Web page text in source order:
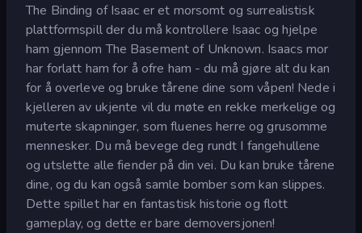
The Binding of Isaac er et morsomt og surrealistisk
plattformspill der du må kontrollere Isaac og hjelpe
ham gjennom The Basement of Unknown. Isaacs mor
har forlatt ham for å ofre ham - du må gjøre alt du kan
for å overleve og bruke tårene dine som våpen! Nede i
kjelleren av ukjente vil du møte en rekke merkelige og
muterte skapninger, som fluenes herre og grusomme
mennesker. Du må bevege deg rundt I fangehullene
og utslette alle fiender på din vei. Du kan bruke tårene
dine, og du kan også samle bomber som kan slippes.
Dette spillet har en fantastisk historie og flott
gameplay, og dette er bare demoversjonen!